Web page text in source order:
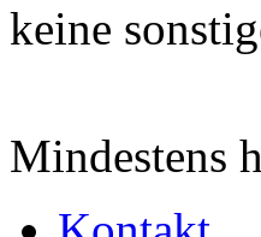
keine
Mindestens